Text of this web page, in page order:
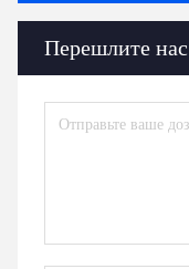
Перешлите нас